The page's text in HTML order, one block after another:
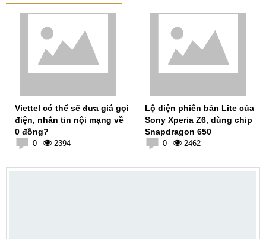
Viettel có thể sẽ đưa giá gọi
điện, nhắn tin nội mạng về
0 đồng?
0 2394
Lộ diện phiên bản Lite của
Sony Xperia Z6, dùng chip
Snapdragon 650
0 2462